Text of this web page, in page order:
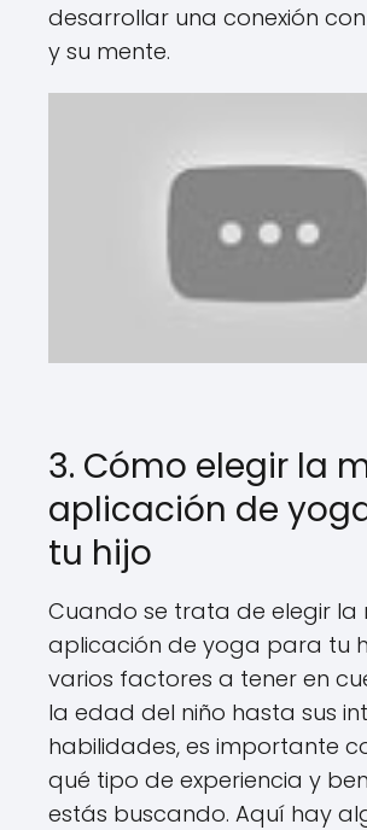
desarrollar una conexión
y su mente.
3. Cómo elegir la
aplicación de
tu hijo
Cuando se trata de elegir la
aplicación de yoga para tu
varios factores a tener en
la edad del niño hasta sus
habilidades, es importante
qué tipo de experiencia y
estás buscando. Aquí hay